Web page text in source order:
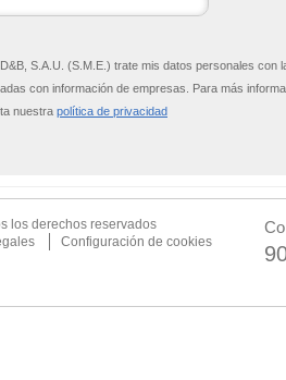
S.A.U. (S.M.E.) trate mis datos personales
con información de empresas. Para más
nuestra política de privacidad
los derechos reservados
Configuración de cookies